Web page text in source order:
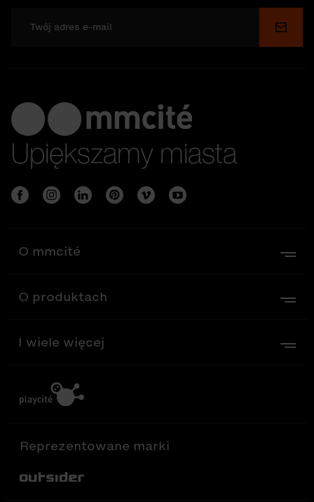
Wyślij
Upiększamy miasta
O mmcité
O produktach
I wiele więcej
Reprezentowane marki
Out-Sider